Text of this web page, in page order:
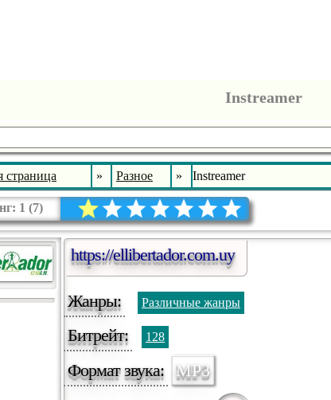
Instreamer
страница » Разное » Instreamer
1 (7)
https://ellibertador.com.uy
Жанры: Различные жанры
Битрейт: 128
Формат звука: MP3